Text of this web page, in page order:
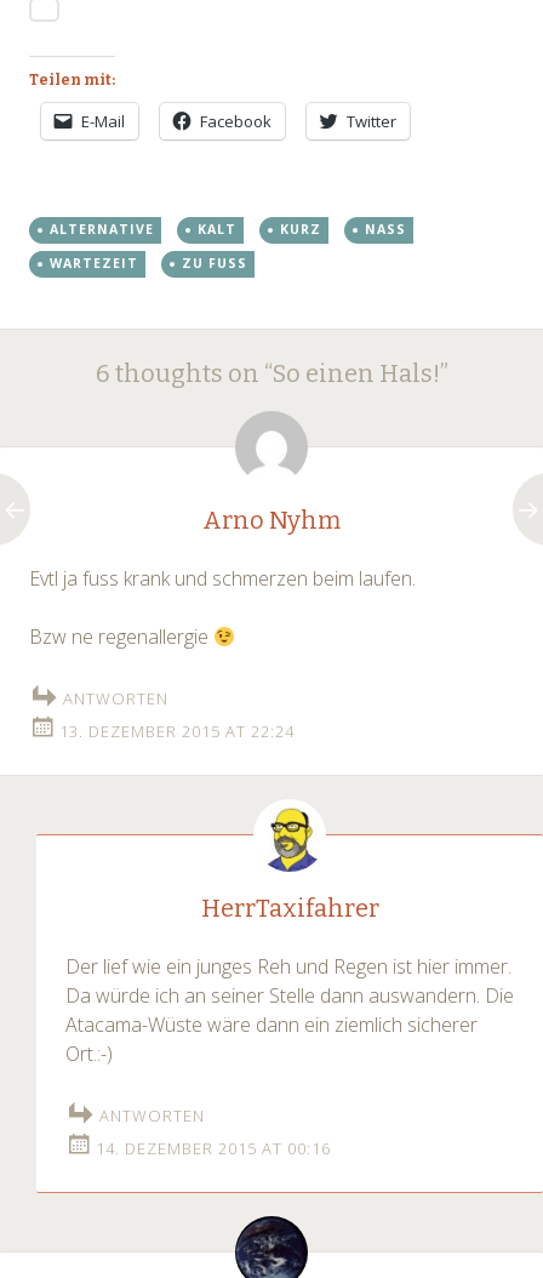
Teilen mit:
E-Mail Facebook Twitter
ALTERNATIVE KALT KURZ
NASS
WARTEZEIT
ZU FUSS
Post
navigation
6 thoughts on “So einen Hals!”
Arno Nyhm
Evtl ja fuss krank und schmerzen beim laufen.
Bzw ne regenallergie
ANTWORTEN
13. DEZEMBER 2015 AT 22:24
HerrTaxifahrer
Der lief wie ein junges Reh und Regen ist hier immer.
Da würde ich an seiner Stelle dann auswandern. Die
Atacama-Wüste wäre dann ein ziemlich sicherer
Ort.:-)
ANTWORTEN
14. DEZEMBER 2015 AT 00:16